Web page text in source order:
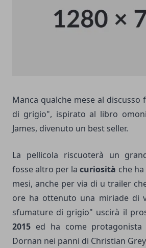
Manca qualche mese al
di grigio", ispirato al libro
James, divenuto un best seller.
La pellicola riscuoterà un
fosse altro per lacuriosità che
mesi, anche per via di u trailer
ore ha ottenuto una miriade di
sfumature di grigio" uscirà il
2015 ed ha come protagonista
Dornan nei panni di Christian